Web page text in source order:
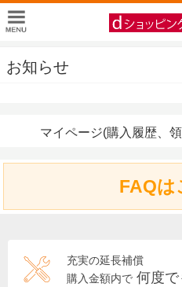
お知らせ
マイページ(購入履歴、
FAQは
充実の延長補償
購入金額内で 何度で